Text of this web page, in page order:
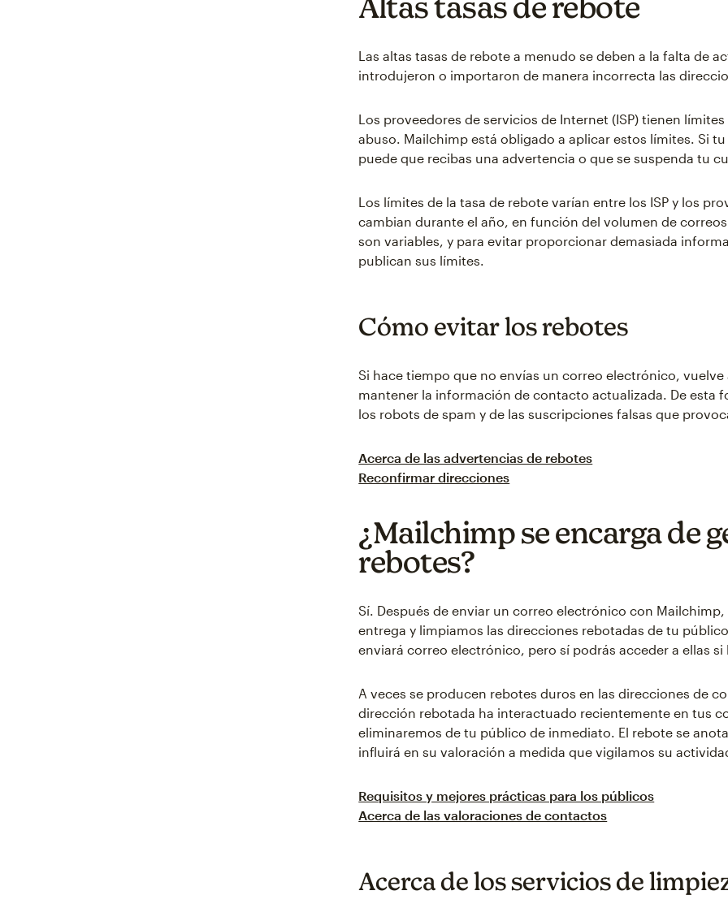
Las altas tasas de rebote a menudo se deben a la falta de
introdujeron o importaron de manera incorrecta las
Los proveedores de servicios de Internet (ISP) tienen
abuso. Mailchimp está obligado a aplicar estos límites. Si
puede que recibas una advertencia o que se suspenda tu
Los límites de la tasa de rebote varían entre los ISP y los
cambian durante el año, en función del volumen de
son variables, y para evitar proporcionar demasiada
publican sus límites.
Cómo evitar los rebotes
Si hace tiempo que no envías un correo electrónico,
mantener la información de contacto actualizada. De esta
los robots de spam y de las suscripciones falsas que
Acerca de las advertencias de rebotes
Reconfirmar direcciones
¿Mailchimp se encarga de
rebotes?
Sí. Después de enviar un correo electrónico con
entrega y limpiamos las direcciones rebotadas de tu
enviará correo electrónico, pero sí podrás acceder a ellas si
A veces se producen rebotes duros en las direcciones de
dirección rebotada ha interactuado recientemente en tus
eliminaremos de tu público de inmediato. El rebote se
influirá en su valoración a medida que vigilamos su
Requisitos y mejores prácticas para los públicos
Acerca de las valoraciones de contactos
Acerca de los servicios de